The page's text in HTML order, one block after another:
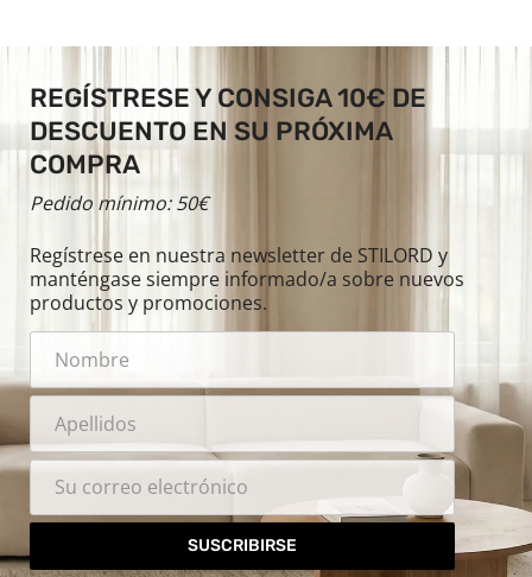
REGÍSTRESE Y CONSIGA 10€ DE
DESCUENTO EN SU PRÓXIMA
COMPRA
Pedido mínimo: 50€
Regístrese en nuestra newsletter de STILORD y
manténgase siempre informado/a sobre nuevos
productos y promociones.
SUSCRIBIRSE